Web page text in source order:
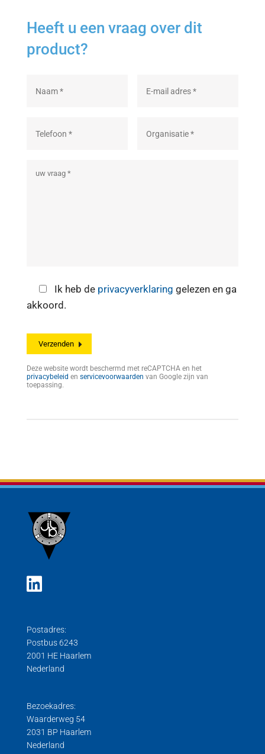
Heeft u een vraag over dit
product?
Ik heb de privacyverklaring gelezen en ga
akkoord.
Deze website wordt beschermd met reCAPTCHA en het
privacybeleid en servicevoorwaarden van Google zijn van
toepassing.
Postadres:
Postbus 6243
2001 HE Haarlem
Nederland
Bezoekadres:
Waarderweg 54
2031 BP Haarlem
Nederland